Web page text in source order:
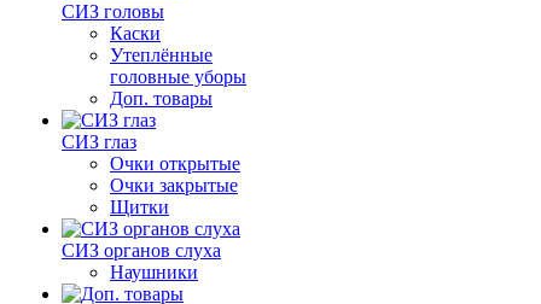
СИЗ головы
Каски
Утеплённые
головные уборы
Доп. товары
СИЗ глаз
Очки открытые
Очки закрытые
Щитки
СИЗ органов слуха
Наушники